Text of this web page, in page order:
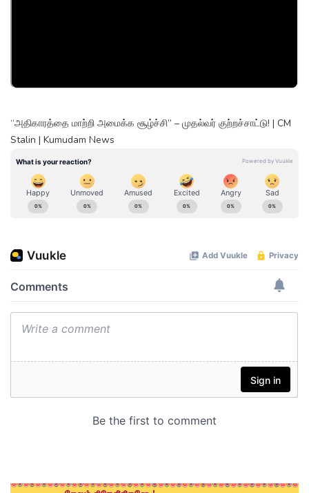
“அதிகாரத்தை மாற்றி அமைக்க சூழ்ச்சி” – முதல்வர் குற்றச்சாட்டு! | CM
Stalin | Kumudam News